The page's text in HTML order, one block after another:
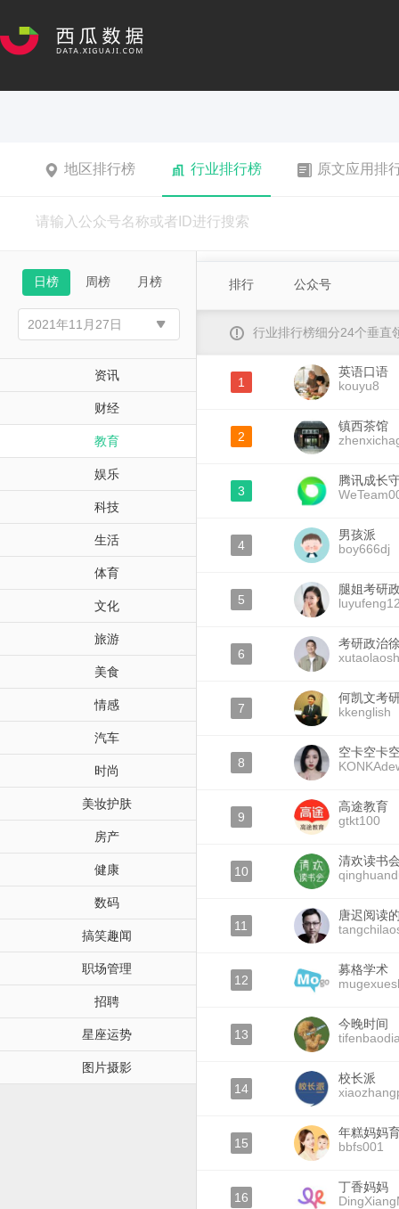
地区排行榜 行业排行榜 原文应用排
日榜 周榜 月榜
资讯
财经
教育
娱乐
科技
生活
体育
文化
旅游
美食
情感
汽车
时尚
美妆护肤
房产
健康
数码
搞笑趣闻
职场管理
招聘
星座运势
图片摄影
排行 公众号
行业排行榜细分24个垂直
1
英语口语
kouyu8
2
镇西茶馆
3
腾讯成长
4
男孩派
boy666dj
5
腿姐考研
6
考研政治
7
何凯文考
kkenglish
8
空卡空卡
9
高途教育
gtkt100
10
清欢读书
11
唐迟阅读
12
募格学术
13
今晚时间
14
校长派
15
年糕妈妈
bbfs001
16
丁香妈妈